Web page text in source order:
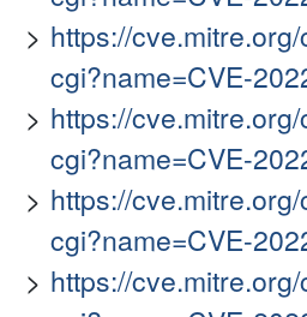
https://
cgi?name=CVE-
https://
cgi?name=CVE-
https://
cgi?name=CVE-
https://